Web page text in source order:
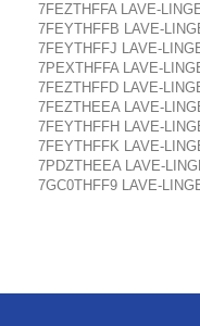
7FEZTHFFA LAVE-
7FEYTHFFB LAVE-
7FEYTHFFJ LAVE-
7PEXTHFFA LAVE-
7FEZTHFFD LAVE-
7FEZTHEEA LAVE-
7FEYTHFFH LAVE-
7FEYTHFFK LAVE-
7PDZTHEEA LAVE-
7GC0THFF9 LAVE-